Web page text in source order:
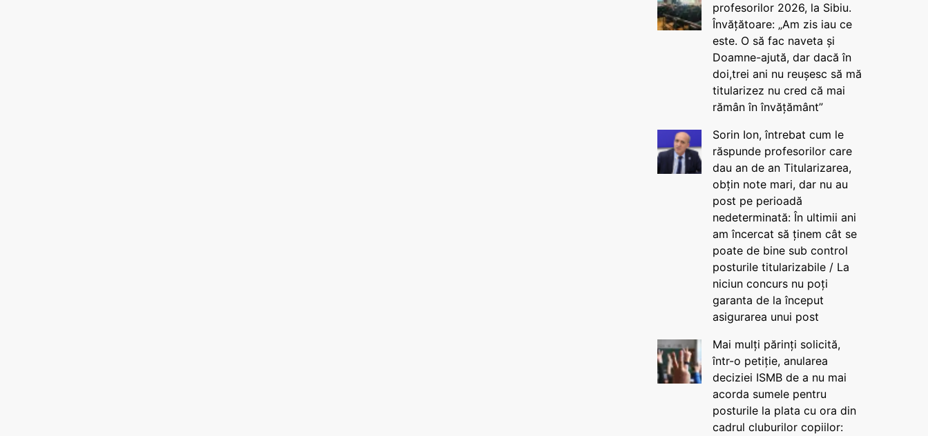
profesorilor 2026, la Sibiu.
Învățătoare: „Am zis iau ce
este. O să fac naveta și
Doamne-ajută, dar dacă în
doi,trei ani nu reușesc să mă
titularizez nu cred că mai
rămân în învățământ”
Sorin Ion, întrebat cum le
răspunde profesorilor care
dau an de an Titularizarea,
obțin note mari, dar nu au
post pe perioadă
nedeterminată: În ultimii ani
am încercat să ținem cât se
poate de bine sub control
posturile titularizabile / La
niciun concurs nu poți
garanta de la început
asigurarea unui post
Mai mulți părinți solicită,
într-o petiție, anularea
deciziei ISMB de a nu mai
acorda sumele pentru
posturile la plata cu ora din
cadrul cluburilor copiilor: